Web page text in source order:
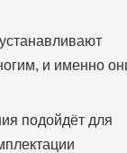
и именно
подойдёт для